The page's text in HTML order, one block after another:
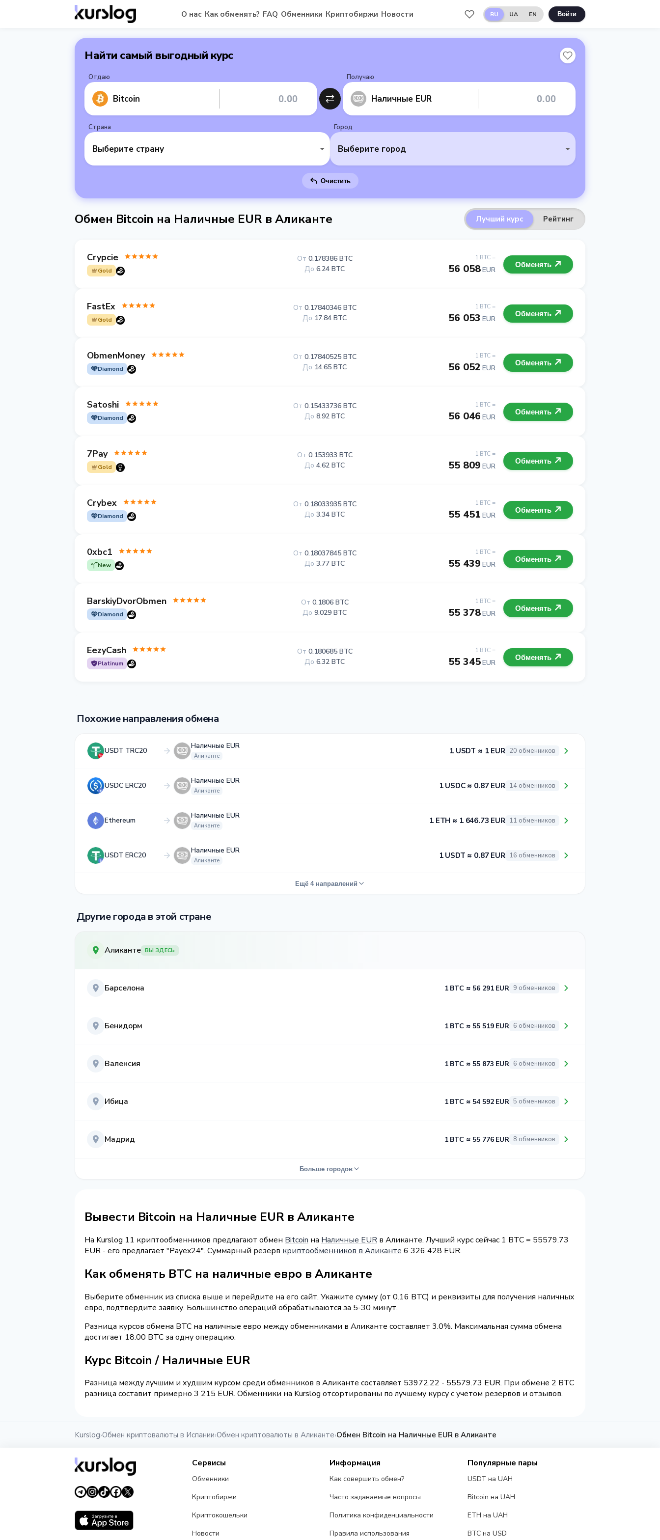
О нас Как обменять? FAQ Обменники Криптобиржи Новости RU UA EN Войти
Найти самый выгодный курс
Отдаю
Bitcoin
Получаю
Наличные EUR
Страна
Выберите страну
Город
Выберите город
Очистить
Обмен Bitcoin на Наличные EUR в Аликанте Лучший курс Рейтинг
Crypcie
Gold
1 BTC =
56 058EUR
От 0.178386 BTC
До 6.24 BTC Обменять
FastEx
Gold
1 BTC =
56 053 EUR
От 0.17840346 BTC
До 17.84 BTC Обменять
ObmenMoney
Diamond
1 BTC =
56 052 EUR
От 0.17840525 BTC
До 14.65 BTC Обменять
Satoshi
Diamond
1 BTC =
56 046 EUR
От 0.15433736 BTC
До 8.92 BTC Обменять
7Pay
Gold
1 BTC =
55 809 EUR
От 0.153933 BTC
До 4.62 BTC Обменять
Crybex
Diamond
1 BTC =
55 451 EUR
От 0.18033935 BTC
До 3.34 BTC Обменять
0xbc1
New
1 BTC =
55 439 EUR
От 0.18037845 BTC
До 3.77 BTC Обменять
BarskiyDvorObmen
Diamond
1 BTC =
55 378EUR
От 0.1806 BTC
До 9.029 BTC Обменять
EezyCash
Platinum
1 BTC =
55 345EUR
От 0.180685 BTC
До 6.32 BTC Обменять
Похожие направления обмена
USDT TRC20
Наличные EUR
Аликанте
1 USDT ≈ 1 EUR 20 обменников
USDC ERC20
Наличные EUR
Аликанте
1 USDC ≈ 0.87 EUR 14 обменников
Ethereum
Наличные EUR
Аликанте
1 ETH ≈ 1 646.73 EUR 11 обменников
USDT ERC20
Наличные EUR
Аликанте
1 USDT ≈ 0.87 EUR 16 обменников
Ещё 4 направлений
Другие города в этой стране
Аликанте ВЫ ЗДЕСЬ
Барселона 1 BTC ≈ 56 291 EUR 9 обменников
Бенидорм 1 BTC ≈ 55 519 EUR 6 обменников
Валенсия 1 BTC ≈ 55 873 EUR 6 обменников
Ибица 1 BTC ≈ 54 592 EUR 5 обменников
Мадрид 1 BTC ≈ 55 776 EUR 8 обменников
Больше городов
Вывести Bitcoin на Наличные EUR в Аликанте
На Kurslog 11 криптообменников предлагают обмен Bitcoin на Наличные EUR в Аликанте. Лучший курс сейчас 1 BTC = 55579.73
EUR - его предлагает "Payex24". Суммарный резерв криптообменников в Аликанте 6 326 428 EUR.
Как обменять BTC на наличные евро в Аликанте
Выберите обменник из списка выше и перейдите на его сайт. Укажите сумму (от 0.16 BTC) и реквизиты для получения наличных
евро, подтвердите заявку. Большинство операций обрабатываются за 5-30 минут.
Разница курсов обмена BTC на наличные евро между обменниками в Аликанте составляет 3.0%. Максимальная сумма обмена
достигает 18.00 BTC за одну операцию.
Курс Bitcoin / Наличные EUR
Разница между лучшим и худшим курсом среди обменников в Аликанте составляет 53972.22 - 55579.73 EUR. При обмене 2 BTC
разница составит примерно 3 215 EUR. Обменники на Kurslog отсортированы по лучшему курсу с учетом резервов и отзывов.
Kurslog›Обмен криптовалюты в Испании›Обмен криптовалюты в Аликанте›Обмен Bitcoin на Наличные EUR в Аликанте
Сервисы
Обменники
Криптобиржи
Криптокошельки
Новости
Информация
Как совершить обмен?
Часто задаваемые вопросы
Политика конфиденциальности
Правила использования
Популярные пары
USDT на UAH
Bitcoin на UAH
ETH на UAH
BTC на USD